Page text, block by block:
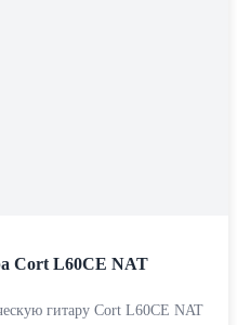
Cort L60CE NAT
гитару Cort L60CE NAT